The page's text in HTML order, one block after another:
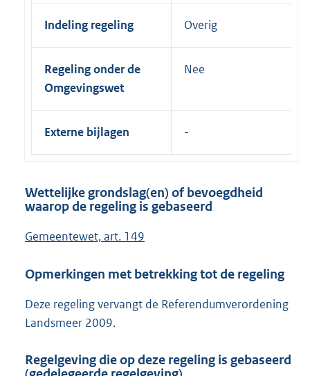
Indeling regeling Overig
Regeling onder de
Omgevingswet
Nee
Externe bijlagen
Wettelijke grondslag(en) of bevoegdheid
waarop de regeling is gebaseerd
Gemeentewet, art. 149
Opmerkingen met betrekking tot de regeling
Deze regeling vervangt de Referendumverordening
Landsmeer 2009.
Regelgeving die op deze regeling is gebaseerd